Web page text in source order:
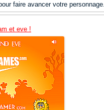
faire avancer votre
et eve !